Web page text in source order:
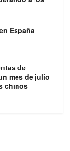
España
de
mes de julio
chinos